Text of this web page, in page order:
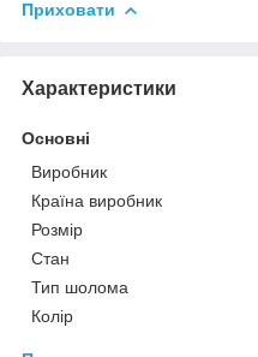
Приховати
Характеристики
Основні
Виробник
Країна виробник
Розмір
Стан
Тип шолома
Колір